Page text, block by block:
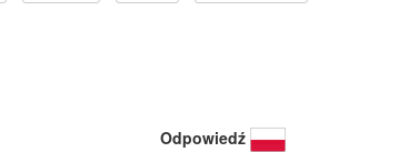
Odpowiedź